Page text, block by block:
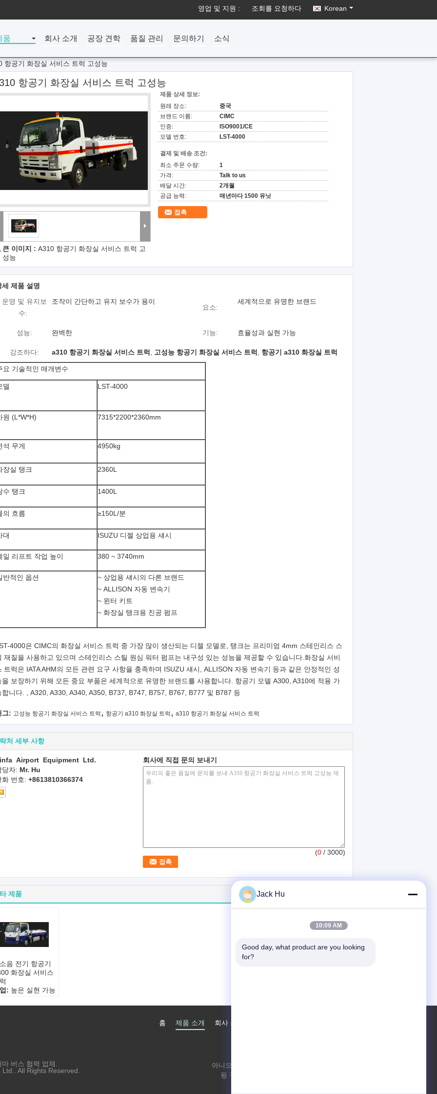
영업 및 지원 : 조회를 요청하다 Korean
품 회사 소개 공장 견학 품질 관리 문의하기 소식
항공기 화장실 서비스 트럭 고성능
항공기 화장실 서비스 트럭 고성능
큰 이미지 : A310 항공기 화장실 서비스 트럭 고
성능
제품 상세 정보:
원래 장소:
중국
브랜드 이름:
CIMC
인증:
ISO9001/CE
모델 번호:
LST-4000
결제 및 배송 조건:
최소 주문 수량:
1
가격:
Talk to us
배달 시간:
2개월
공급 능력:
매년마다 1500 유닛
접촉
세 제품 설명
운영 및 유지보
수:
조작이 간단하고 유지 보수가 용이
요소:
세계적으로 유명한 브랜드
성능: 완벽한 기능: 효율성과 실현 가능
강조하다: a310 항공기 화장실 서비스 트럭 고성능 항공기 화장실 서비스 트럭 항공기 a310 화장실 트럭
요 기술적인 매개변수
델 LST-4000
원 (L*W*H) 7315*2200*2360mm
석 무게 4950kg
장실 탱크 2360L
수 탱크 1400L
의 흐름 ≥150L/분
대 ISUZU 디젤 상업용 섀시
일 리프트 작업 높이 380 ~ 3740mm
반적인 옵션
~ 상업용 섀시의 다른 브랜드
~ ALLISON 자동 변속기
~ 윈터 키트
~ 화장실 탱크용 진공 펌프
4000은 CIMC의 화장실 서비스 트럭 중 가장 많이 생산되는 디젤 모델로, 탱크는 프리미엄 4mm 스테인리스 스
재질을 사용하고 있으며 스테인리스 스틸 원심 워터 펌프는 내구성 있는 성능을 제공할 수 있습니다.화장실 서비
트럭은 IATA AHM의 모든 관련 요구 사항을 충족하며 ISUZU 섀시, ALLISON 자동 변속기 등과 같은 안정적인 성
을 보장하기 위해 모든 중요 부품은 세계적으로 유명한 브랜드를 사용합니다. 항공기 모델 A300, A310에 적용 가
합니다. , A320, A330, A340, A350, B737, B747, B757, B767, B777 및 B787 등
그: 고성능 항공기 화장실 서비스 트럭 , 항공기 a310 화장실 트럭 , a310 항공기 화장실 서비스 트럭
처 세부 사항
Airport Equipment Ltd.
당자: Mr. Hu
화 번호: +8613810366374
회사에 직접 문의 보내기
(0 / 3000)
제품
음 전기 항공기
화장실 서비스
: 높은 실현 가능
:효율성과 실현
회사 소개
제품 소개
홈
버스 협력 업체.
All Rights Reserved.
아니오 97 Changping 도로, Shahe 도시, 창
핑 구, 베이징, 중화 인민 공화국, 102206
Jack Hu
10:09 AM
Good day, what product are you looking
for?